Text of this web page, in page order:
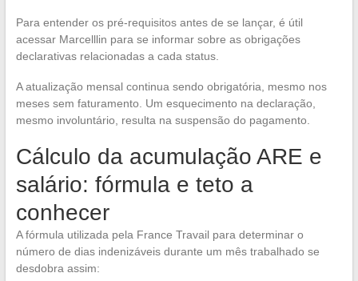
Para entender os pré-requisitos antes de se lançar, é útil
acessar Marcelllin para se informar sobre as obrigações
declarativas relacionadas a cada status.
A atualização mensal continua sendo obrigatória, mesmo nos
meses sem faturamento. Um esquecimento na declaração,
mesmo involuntário, resulta na suspensão do pagamento.
Cálculo da acumulação ARE e
salário: fórmula e teto a
conhecer
A fórmula utilizada pela France Travail para determinar o
número de dias indenizáveis durante um mês trabalhado se
desdobra assim: